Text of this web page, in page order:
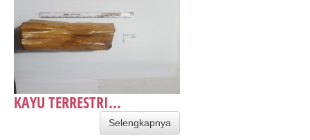
KAYU TERRESTRI...
Selengkapnya